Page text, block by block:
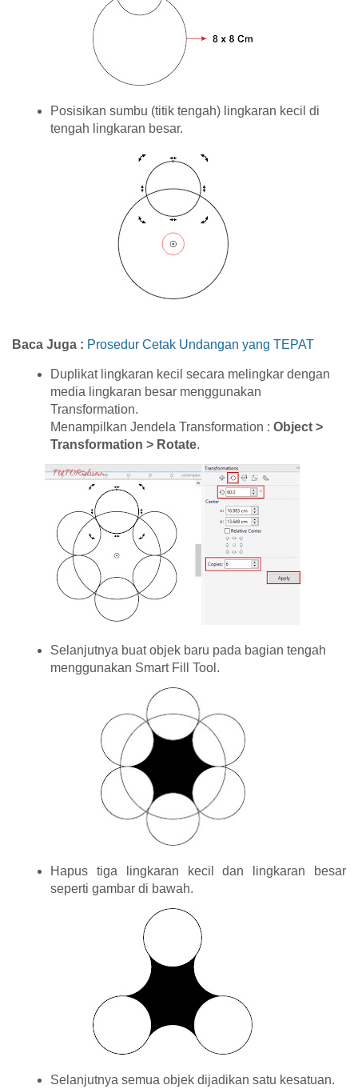
Posisikan sumbu (titik tengah) lingkaran kecil di
tengah lingkaran besar.
Baca Juga : Prosedur Cetak Undangan yang TEPAT
Duplikat lingkaran kecil secara melingkar dengan
media lingkaran besar menggunakan
Transformation.
Menampilkan Jendela Transformation : Object >
Transformation > Rotate.
Selanjutnya buat objek baru pada bagian tengah
menggunakan Smart Fill Tool.
Hapus tiga lingkaran kecil dan lingkaran besar
seperti gambar di bawah.
Selanjutnya semua objek dijadikan satu kesatuan.